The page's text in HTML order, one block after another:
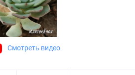
Смотреть видео